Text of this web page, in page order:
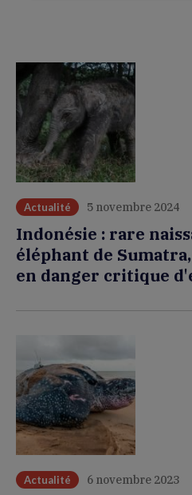
Actualité 5 novembre 2024
Indonésie : rare
éléphant de
en danger critique
Actualité 6 novembre 2023